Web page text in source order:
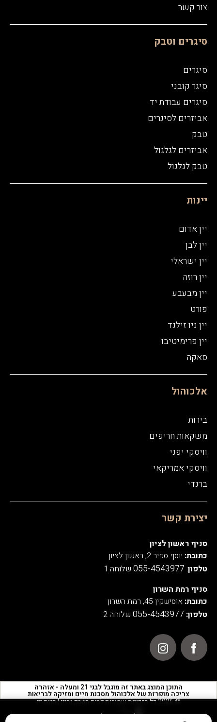
התוכן המוצג באתר זה מוגבל לבני 21 ומעלה - אזהרה
צריכה מופרזת של אלכוהול מסכנת חיים ומזיקה לבריאות
צור קשר
סיגרים וטבק
סיגרים
סיגר קובני
סיגרים עבודת יד
אביזרים לסיגרים
טבק
אביזרים לגלגול
טבק לגלגול
יינות
יין אדום
יין לבן
יין ישראלי
יין רוזה
יין מבעבע
פורט
יין ניו זילנד
יין פרימיטיבו
סאקה
אלכוהול
בירות
משקאות חריפים
וויסקי יפני
וויסקי אמריקאי
ברנדי
יצירת קשר
סניף ראשון לציון
כתובת: יוסף ספיר 2, ראשון לציון
טלפון:
055-4543977 שלוחה 1
סניף רמת השרון
כתובת: אוסישקין 45, רמת השרון
טלפון: 055-4543977 שלוחה 2
© 2026 כל הזכויות שמורות לבית הטבק והיין | חנות יין
אנו משתמשים בעוגיות לצורך תפעול האתר, ניתוחים סטטיסטיים,